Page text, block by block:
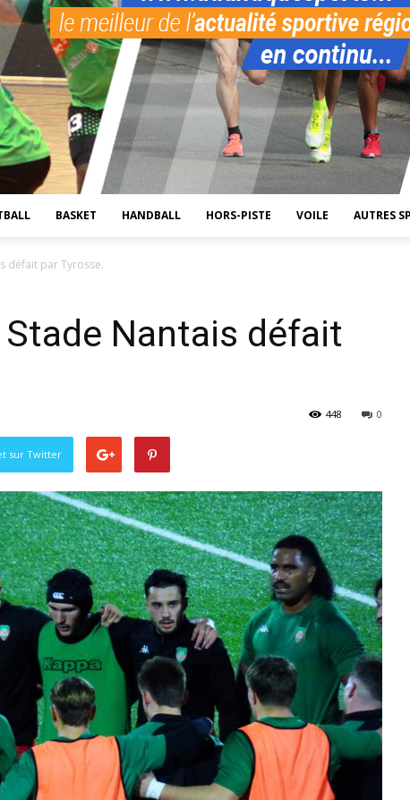
BASKET HANDBALL HORS-PISTE VOILE AUTRES
défait par Tyrosse.
Stade Nantais défait
0
448
sur Twitter